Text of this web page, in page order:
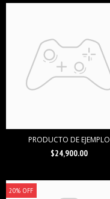
PRODUCTO DE EJEMPLO
$24,900.00
20% OFF